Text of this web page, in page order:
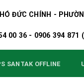
ĐỨC CHÍNH -
00 36 - 0906 394 871
SANTAK OFFLINE